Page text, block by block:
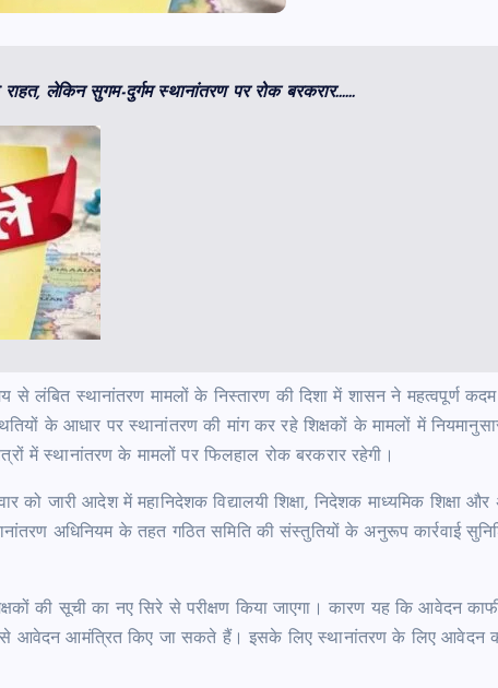
लेकिन सुगम-दुर्गम स्थानांतरण पर रोक बरकरार……
से लंबित स्थानांतरण मामलों के निस्तारण की दिशा में शासन ने महत्वपूर्ण
के आधार पर स्थानांतरण की मांग कर रहे शिक्षकों के मामलों में
में स्थानांतरण के मामलों पर फिलहाल रोक बरकरार रहेगी।
को जारी आदेश में महानिदेशक विद्यालयी शिक्षा, निदेशक माध्यमिक शिक्षा और
अधिनियम के तहत गठित समिति की संस्तुतियों के अनुरूप कार्रवाई
की सूची का नए सिरे से परीक्षण किया जाएगा। कारण यह कि आवेदन
से आवेदन आमंत्रित किए जा सकते हैं। इसके लिए स्थानांतरण के लिए आवेदन